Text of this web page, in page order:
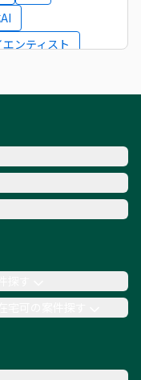
ンティスト
ント
Ruby
可の案件探す